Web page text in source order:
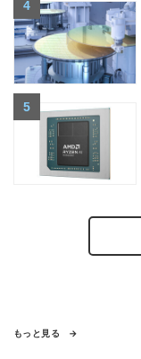
もっと見る